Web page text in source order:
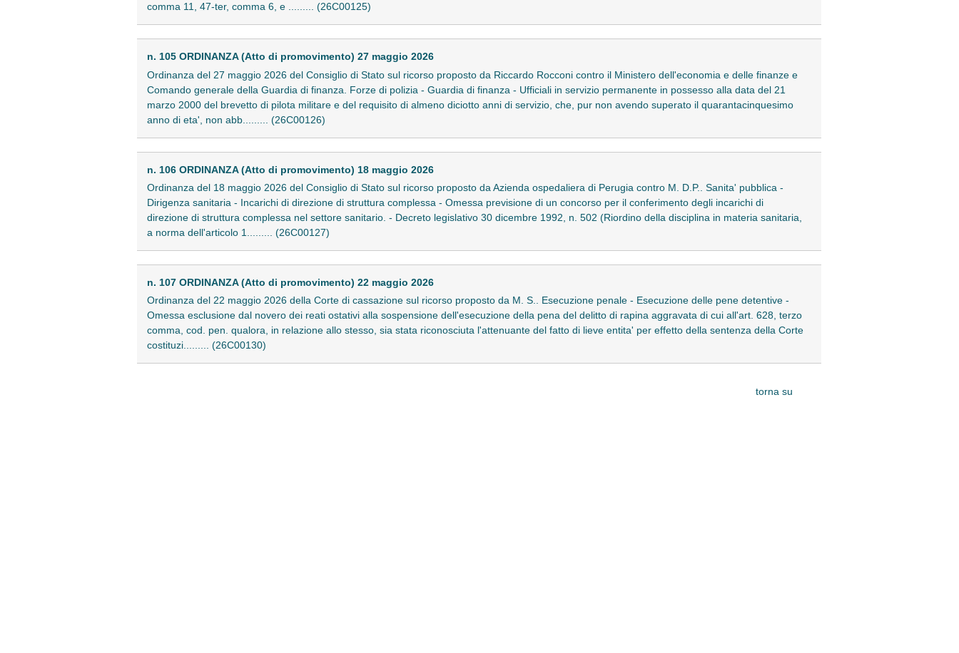
comma 11, 47-ter, comma 6, e ......... (26C00125)
n. 105 ORDINANZA (Atto di promovimento) 27 maggio 2026
Ordinanza del 27 maggio 2026 del Consiglio di Stato sul ricorso proposto da Riccardo Rocconi contro il Ministero dell'economia e delle finanze e
Comando generale della Guardia di finanza. Forze di polizia - Guardia di finanza - Ufficiali in servizio permanente in possesso alla data del 21
marzo 2000 del brevetto di pilota militare e del requisito di almeno diciotto anni di servizio, che, pur non avendo superato il quarantacinquesimo
anno di eta', non abb......... (26C00126)
n. 106 ORDINANZA (Atto di promovimento) 18 maggio 2026
Ordinanza del 18 maggio 2026 del Consiglio di Stato sul ricorso proposto da Azienda ospedaliera di Perugia contro M. D.P.. Sanita' pubblica -
Dirigenza sanitaria - Incarichi di direzione di struttura complessa - Omessa previsione di un concorso per il conferimento degli incarichi di
direzione di struttura complessa nel settore sanitario. - Decreto legislativo 30 dicembre 1992, n. 502 (Riordino della disciplina in materia sanitaria,
a norma dell'articolo 1......... (26C00127)
n. 107 ORDINANZA (Atto di promovimento) 22 maggio 2026
Ordinanza del 22 maggio 2026 della Corte di cassazione sul ricorso proposto da M. S.. Esecuzione penale - Esecuzione delle pene detentive -
Omessa esclusione dal novero dei reati ostativi alla sospensione dell'esecuzione della pena del delitto di rapina aggravata di cui all'art. 628, terzo
comma, cod. pen. qualora, in relazione allo stesso, sia stata riconosciuta l'attenuante del fatto di lieve entita' per effetto della sentenza della Corte
costituzi......... (26C00130)
torna su